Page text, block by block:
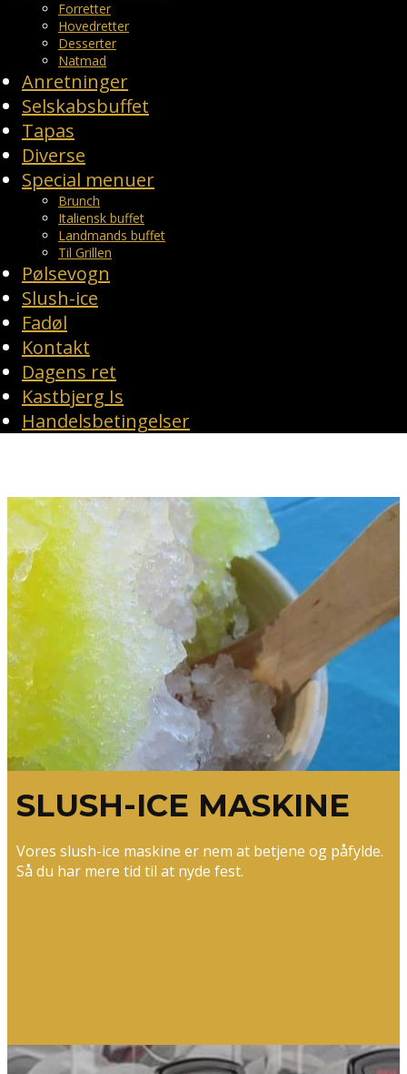
Forretter
Hovedretter
Desserter
Natmad
Anretninger
Selskabsbuffet
Tapas
Diverse
Special menuer
Brunch
Italiensk buffet
Landmands buffet
Til Grillen
Pølsevogn
Slush-ice
Fadøl
Kontakt
Dagens ret
Kastbjerg Is
Handelsbetingelser
SLUSH-ICE MASKINE
Vores slush-ice maskine er nem at betjene og påfylde.
Så du har mere tid til at nyde fest.